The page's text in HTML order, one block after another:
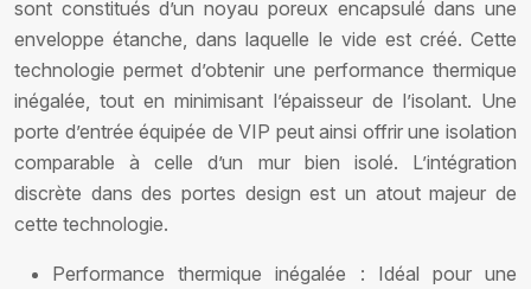
sont constitués d’un noyau poreux encapsulé dans une
enveloppe étanche, dans laquelle le vide est créé. Cette
technologie permet d’obtenir une performance thermique
inégalée, tout en minimisant l’épaisseur de l’isolant. Une
porte d’entrée équipée de VIP peut ainsi offrir une isolation
comparable à celle d’un mur bien isolé. L’intégration
discrète dans des portes design est un atout majeur de
cette technologie.
Performance thermique inégalée : Idéal pour une